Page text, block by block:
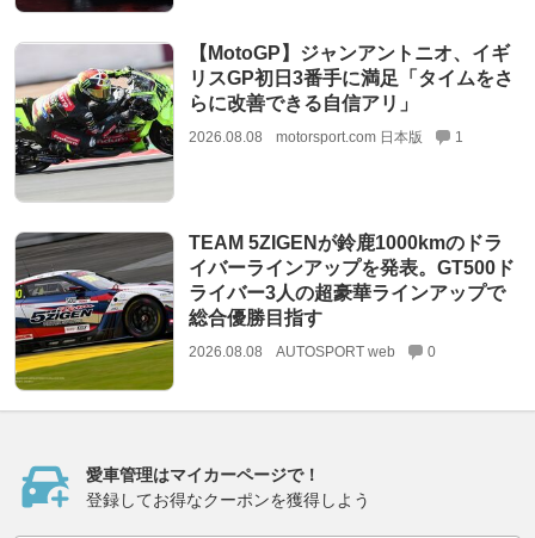
【MotoGP】ジャンアントニオ、イギ
リスGP初日3番手に満足「タイムをさ
らに改善できる自信アリ」
2026.08.08 motorsport.com 日本版 1
TEAM 5ZIGENが鈴鹿1000kmのドラ
イバーラインアップを発表。GT500ド
ライバー3人の超豪華ラインアップで
総合優勝目指す
2026.08.08 AUTOSPORT web 0
愛車管理はマイカーページで！
登録してお得なクーポンを獲得しよう